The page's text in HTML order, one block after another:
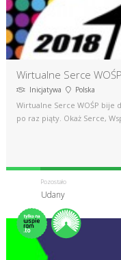
Wirtualne Serce
Inicjatywa Polska
Wirtualne Serce WOŚP bije
po raz piąty. Okaż Serce,
Pozostało
Udany